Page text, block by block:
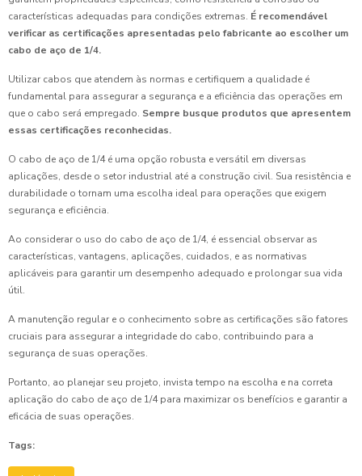
características adequadas para condições extremas. É recomendável
verificar as certificações apresentadas pelo fabricante ao escolher um
cabo de aço de 1/4.
Utilizar cabos que atendem às normas e certifiquem a qualidade é
fundamental para assegurar a segurança e a eficiência das operações em
que o cabo será empregado. Sempre busque produtos que apresentem
essas certificações reconhecidas.
O cabo de aço de 1/4 é uma opção robusta e versátil em diversas
aplicações, desde o setor industrial até a construção civil. Sua resistência e
durabilidade o tornam uma escolha ideal para operações que exigem
segurança e eficiência.
Ao considerar o uso do cabo de aço de 1/4, é essencial observar as
características, vantagens, aplicações, cuidados, e as normativas
aplicáveis para garantir um desempenho adequado e prolongar sua vida
útil.
A manutenção regular e o conhecimento sobre as certificações são fatores
cruciais para assegurar a integridade do cabo, contribuindo para a
segurança de suas operações.
Portanto, ao planejar seu projeto, invista tempo na escolha e na correta
aplicação do cabo de aço de 1/4 para maximizar os benefícios e garantir a
eficácia de suas operações.
Tags: